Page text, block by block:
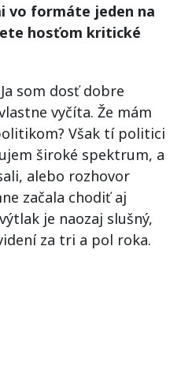
vo formáte jeden na
hosťom kritické
som dosť dobre
vyčíta. Že mám
Však tí politici
široké spektrum, a
alebo rozhovor
začala chodiť aj
je naozaj slušný,
za tri a pol roka.